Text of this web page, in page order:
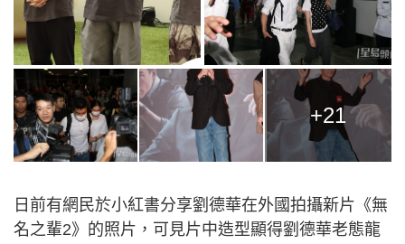
+21
日前有網民於小紅書分享劉德華在外國拍攝新片《無
名之輩2》的照片，可見片中造型顯得劉德華老態龍